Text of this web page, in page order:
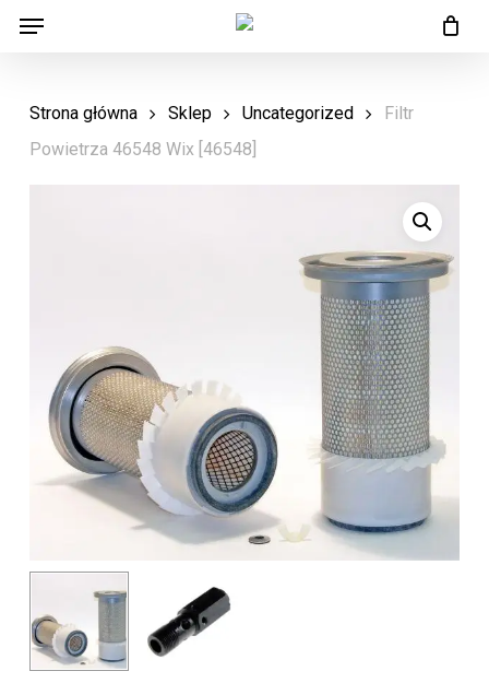
Skip
content
Menu
Strona główna Sklep Uncategorized
Filtr
Powietrza 46548 Wix [46548]
Menu